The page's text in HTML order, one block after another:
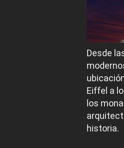
Desde
Eiffel a
los
historia.